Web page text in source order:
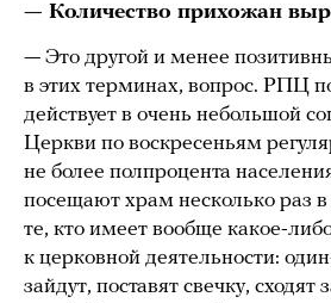
— Количество прихожан
— Это другой и менее
в этих терминах, вопрос. РПЦ
действует в очень небольшой
Церкви по воскресеньям
не более полпроцента
посещают храм несколько раз
те, кто имеет вообще какое-
к церковной деятельности:
зайдут, поставят свечку, сходят